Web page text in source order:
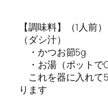
【調味料】（1人前）
（ダシ汁）
・かつお節5g
・お湯（ポットで
これを器に入れて
ります